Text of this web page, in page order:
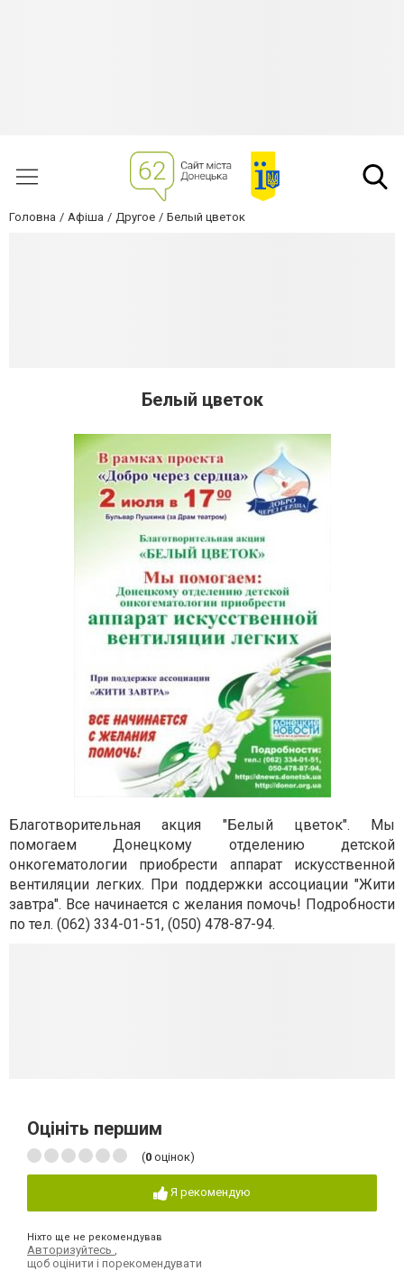
Головна Афіша Другое Белый цветок
Белый цветок
Благотворительная акция "Белый цветок". Мы
помогаем Донецкому отделению детской
онкогематологии приобрести аппарат искусственной
вентиляции легких. При поддержки ассоциации "Жити
завтра". Все начинается с желания помочь! Подробности
по тел. (062) 334-01-51, (050) 478-87-94.
Оцініть першим
(0 оцінок)
Я рекомендую
Ніхто ще не рекомендував
Авторизуйтесь
щоб оцінити і порекомендувати